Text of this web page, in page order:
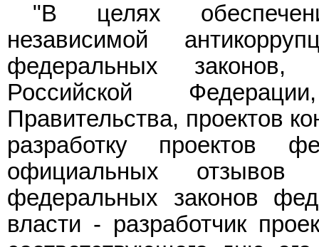
"В целях
независимой
федеральных законов,
Российской
Правительства, проектов
разработку проектов
официальных
федеральных законов
власти - разработчик